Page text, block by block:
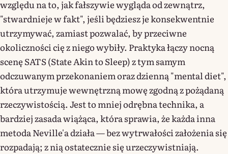
względu na to, jak fałszywie wygląda od zewnątrz,
"stwardnieje w fakt", jeśli będziesz je konsekwentnie
utrzymywać, zamiast pozwalać, by przeciwne
okoliczności cię z niego wybiły. Praktyka łączy nocną
scenę SATS (State Akin to Sleep) z tym samym
odczuwanym przekonaniem oraz dzienną "mental diet",
która utrzymuje wewnętrzną mowę zgodną z pożądaną
rzeczywistością. Jest to mniej odrębna technika, a
bardziej zasada wiążąca, która sprawia, że każda inna
metoda Neville'a działa — bez wytrwałości założenia się
rozpadają; z nią ostatecznie się urzeczywistniają.